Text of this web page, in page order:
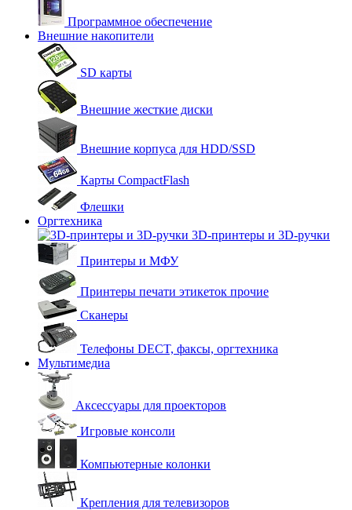
Программное обеспечение
Внешние накопители
SD карты
Внешние жесткие диски
Внешние корпуса для HDD/SSD
Карты CompactFlash
Флешки
Оргтехника
3D-принтеры и 3D-ручки
Принтеры и МФУ
Принтеры печати этикеток прочие
Сканеры
Телефоны DECT, факсы, оргтехника
Мультимедиа
Аксессуары для проекторов
Игровые консоли
Компьютерные колонки
Крепления для телевизоров